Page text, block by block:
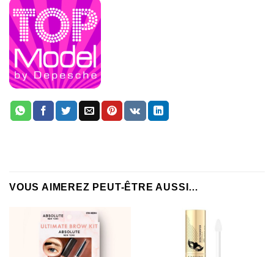
VOUS AIMEREZ PEUT-ÊTRE AUSSI…